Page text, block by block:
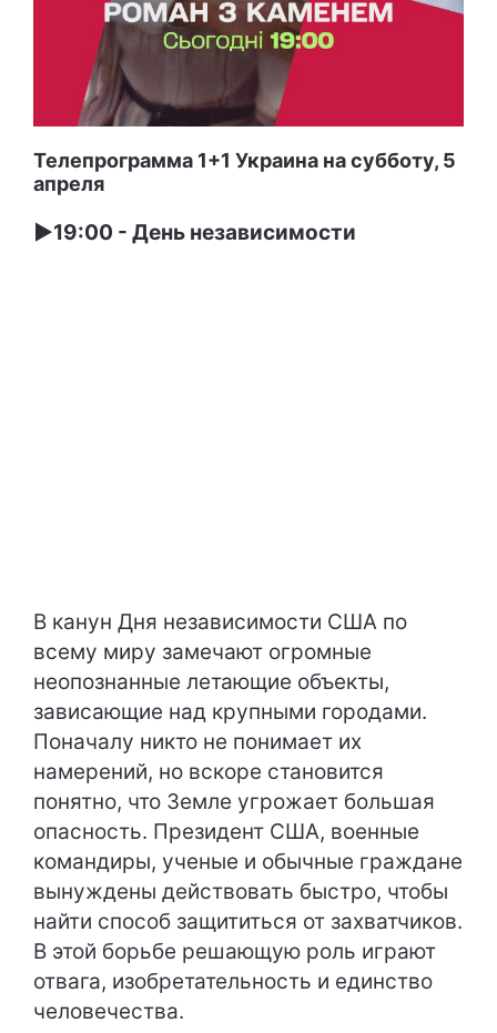
Телепрограмма 1+1 Украина на субботу, 5
апреля
►19:00 - День независимости
В канун Дня независимости США по
всему миру замечают огромные
неопознанные летающие объекты,
зависающие над крупными городами.
Поначалу никто не понимает их
намерений, но вскоре становится
понятно, что Земле угрожает большая
опасность. Президент США, военные
командиры, ученые и обычные граждане
вынуждены действовать быстро, чтобы
найти способ защититься от захватчиков.
В этой борьбе решающую роль играют
отвага, изобретательность и единство
человечества.